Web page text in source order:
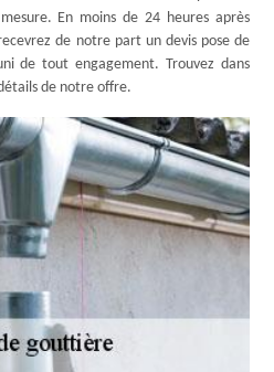
En moins de 24 heures après
de notre part un devis pose de
de tout engagement. Trouvez dans
de notre offre.